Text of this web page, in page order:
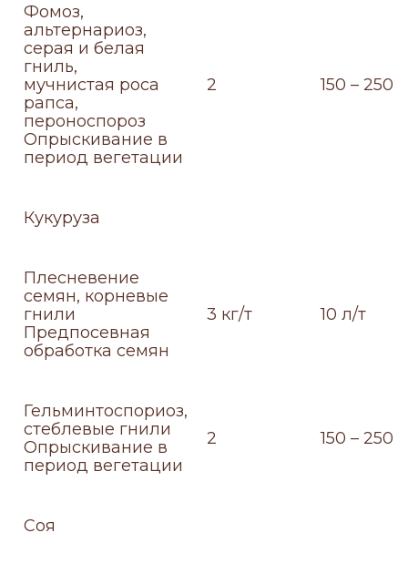
Фомоз,
альтернариоз,
серая и белая
гниль,
мучнистая роса
рапса,
пероноспороз
Опрыскивание в
период вегетации
2 150 – 250
Кукуруза
Плесневение
семян, корневые
гнили
Предпосевная
обработка семян
3 кг/т 10 л/т
Гельминтоспориоз,
стеблевые гнили
Опрыскивание в
период вегетации
2 150 – 250
Соя